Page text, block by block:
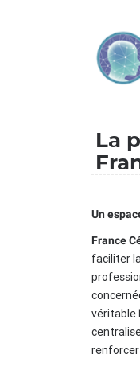
La
Un
France
faciliter
véritable